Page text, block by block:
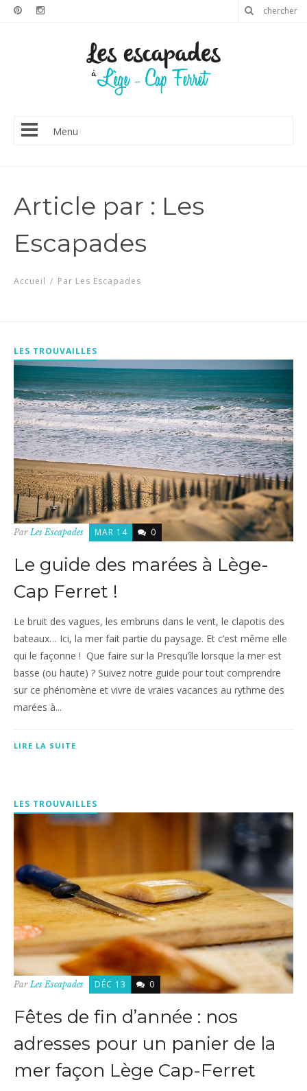
Menu
Article par : Les
Escapades
Accueil / Par Les Escapades
LES TROUVAILLES
Par Les Escapades MAR 14 0
Le guide des marées à Lège-
Cap Ferret !
Le bruit des vagues, les embruns dans le vent, le clapotis des
bateaux… Ici, la mer fait partie du paysage. Et c’est même elle
qui le façonne ! Que faire sur la Presqu’île lorsque la mer est
basse (ou haute) ? Suivez notre guide pour tout comprendre
sur ce phénomène et vivre de vraies vacances au rythme des
marées à...
LIRE LA SUITE
LES TROUVAILLES
ParLes Escapades DÉC 13 0
Fêtes de fin d’année : nos
adresses pour un panier de la
mer façon Lège Cap-Ferret